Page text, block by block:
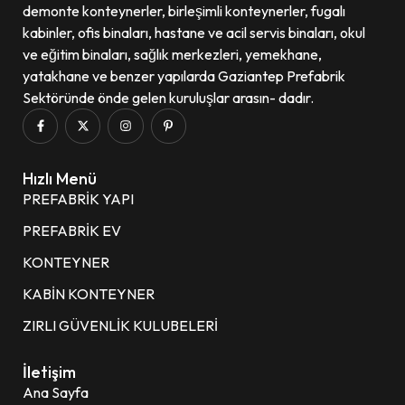
demonte konteynerler, birleşimli konteynerler, fugalı
kabinler, ofis binaları, hastane ve acil servis binaları, okul
ve eğitim binaları, sağlık merkezleri, yemekhane,
yatakhane ve benzer yapılarda Gaziantep Prefabrik
Sektöründe önde gelen kuruluşlar arasın- dadır.
Hızlı Menü
PREFABRİK YAPI
PREFABRİK EV
KONTEYNER
KABİN KONTEYNER
ZIRLI GÜVENLİK KULUBELERİ
İletişim
Ana Sayfa